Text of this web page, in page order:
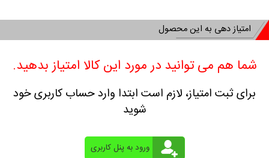
امتیاز دهی به این محصول
شما هم می توانید در مورد این کالا امتیاز بدهید.
برای ثبت امتیاز، لازم است ابتدا وارد حساب کاربری خود
شوید